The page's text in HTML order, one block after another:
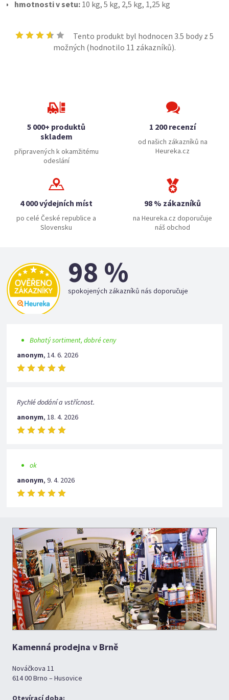
hmotnosti v setu: 10 kg, 5 kg, 2,5 kg, 1,25 kg
Tento produkt byl hodnocen 3.5 body z 5
možných (hodnotilo 11 zákazníků).
5 000+ produktů
skladem
připravených k okamžitému
odeslání
1 200 recenzí
od našich zákazníků na
Heureka.cz
4 000 výdejních míst
po celé České republice a
Slovensku
98 % zákazníků
na Heureka.cz doporučuje
náš obchod
98 %
spokojených zákazníků nás doporučuje
Bohatý sortiment, dobré ceny
anonym,14. 6. 2026
Rychlé dodání a vstřícnost.
anonym,18. 4. 2026
ok
anonym,9. 4. 2026
Kamenná prodejna v Brně
Nováčkova 11
614 00 Brno – Husovice
Otevírací doba: